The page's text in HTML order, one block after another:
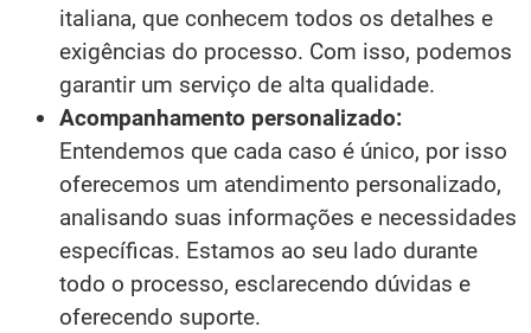
italiana, que conhecem todos os detalhes e
exigências do processo. Com isso, podemos
garantir um serviço de alta qualidade.
Acompanhamento personalizado:
Entendemos que cada caso é único, por isso
oferecemos um atendimento personalizado,
analisando suas informações e necessidades
específicas. Estamos ao seu lado durante
todo o processo, esclarecendo dúvidas e
oferecendo suporte.